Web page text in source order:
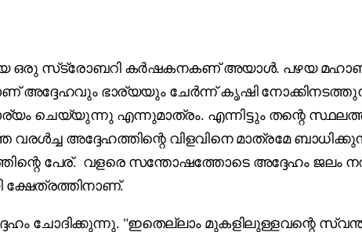
സ്‌ട്രോബറി കർഷകനകണ്‌ അയാൾ. പഴയ
അദ്ദേഹവും ഭാര്യയും ചേർന്ന് കൃഷി
ചെയ്യുന്നു എന്നുമാത്രം. എന്നിട്ടും തന്റെ
വരൾച്ച അദ്ദേഹത്തിന്റെ വിളവിനെ മാത്രമേ
പേര്. വളരെ സന്തോഷത്തോടെ അദ്ദേഹം ജലം
ചോദിക്കുന്നു. "ഇതെല്ലാം മുകളിലുള്ളവന്റെ